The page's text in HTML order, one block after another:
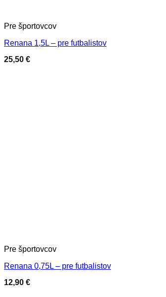
Pre športovcov
Renana 1,5L – pre futbalistov
25,50 €
Pre športovcov
Renana 0,75L – pre futbalistov
12,90 €